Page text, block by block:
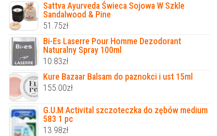
Sattva Ayurveda Świeca Sojowa W Szkle
Sandalwood & Pine
51.75zł
Bi-Es Laserre Pour Homme Dezodorant
Naturalny Spray 100ml
10.83zł
Kure Bazaar Balsam do paznokci i ust 15ml
155.00zł
G.U.M Activital szczoteczka do zębów medium
583 1 pc
13.98zł